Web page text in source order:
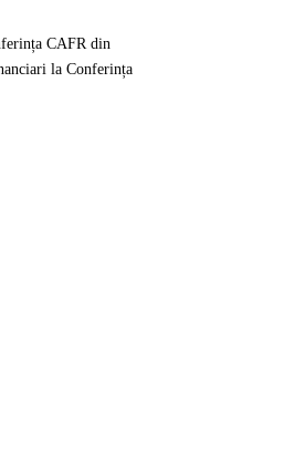
CAFR din
la Conferința